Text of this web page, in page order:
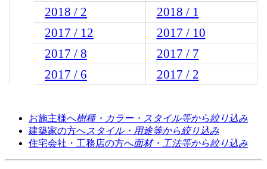
2018 / 2
2018 / 1
2017 / 12
2017 / 10
2017 / 8
2017 / 7
2017 / 6
2017 / 2
お施主様へ樹種・カラー・スタイル等から絞り込み
建築家の方へ スタイル・用途等から絞り込み
住宅会社・工務店の方へ面材・工法等から絞り込み